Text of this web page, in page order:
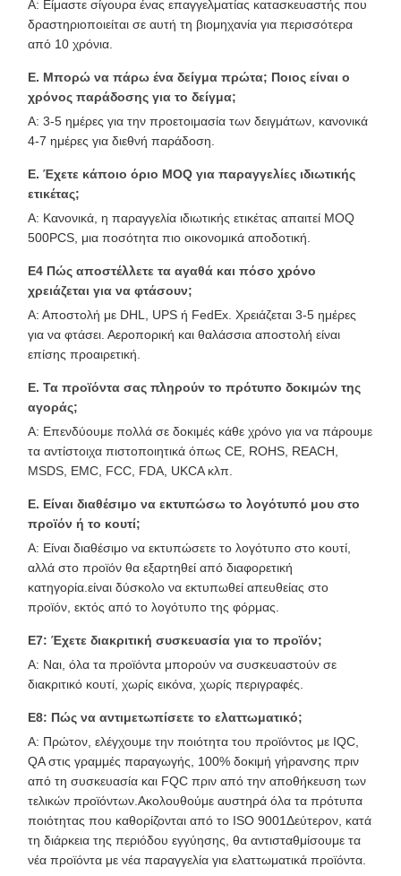
Α: Είμαστε σίγουρα ένας επαγγελματίας κατασκευαστής που
δραστηριοποιείται σε αυτή τη βιομηχανία για περισσότερα
από 10 χρόνια.
Ε. Μπορώ να πάρω ένα δείγμα πρώτα; Ποιος είναι ο
χρόνος παράδοσης για το δείγμα;
Α: 3-5 ημέρες για την προετοιμασία των δειγμάτων, κανονικά
4-7 ημέρες για διεθνή παράδοση.
Ε. Έχετε κάποιο όριο MOQ για παραγγελίες ιδιωτικής
ετικέτας;
Α: Κανονικά, η παραγγελία ιδιωτικής ετικέτας απαιτεί MOQ
500PCS, μια ποσότητα πιο οικονομικά αποδοτική.
Ε4 Πώς αποστέλλετε τα αγαθά και πόσο χρόνο
χρειάζεται για να φτάσουν;
Α: Αποστολή με DHL, UPS ή FedEx. Χρειάζεται 3-5 ημέρες
για να φτάσει. Αεροπορική και θαλάσσια αποστολή είναι
επίσης προαιρετική.
Ε. Τα προϊόντα σας πληρούν το πρότυπο δοκιμών της
αγοράς;
Α: Επενδύουμε πολλά σε δοκιμές κάθε χρόνο για να πάρουμε
τα αντίστοιχα πιστοποιητικά όπως CE, ROHS, REACH,
MSDS, EMC, FCC, FDA, UKCA κλπ.
Ε. Είναι διαθέσιμο να εκτυπώσω το λογότυπό μου στο
προϊόν ή το κουτί;
Α: Είναι διαθέσιμο να εκτυπώσετε το λογότυπο στο κουτί,
αλλά στο προϊόν θα εξαρτηθεί από διαφορετική
κατηγορία.είναι δύσκολο να εκτυπωθεί απευθείας στο
προϊόν, εκτός από το λογότυπο της φόρμας.
Ε7: Έχετε διακριτική συσκευασία για το προϊόν;
Α: Ναι, όλα τα προϊόντα μπορούν να συσκευαστούν σε
διακριτικό κουτί, χωρίς εικόνα, χωρίς περιγραφές.
Ε8: Πώς να αντιμετωπίσετε το ελαττωματικό;
Α: Πρώτον, ελέγχουμε την ποιότητα του προϊόντος με IQC,
QA στις γραμμές παραγωγής, 100% δοκιμή γήρανσης πριν
από τη συσκευασία και FQC πριν από την αποθήκευση των
τελικών προϊόντων.Ακολουθούμε αυστηρά όλα τα πρότυπα
ποιότητας που καθορίζονται από το ISO 9001Δεύτερον, κατά
τη διάρκεια της περιόδου εγγύησης, θα αντισταθμίσουμε τα
νέα προϊόντα με νέα παραγγελία για ελαττωματικά προϊόντα.